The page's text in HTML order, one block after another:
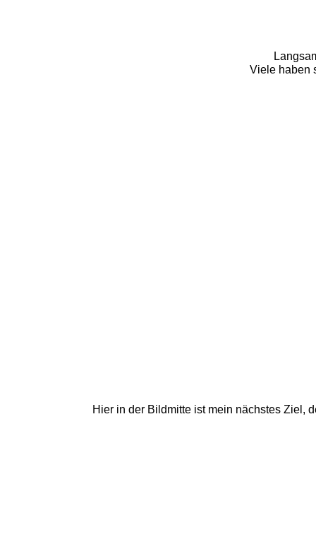
Viele haben
Hier in der Bildmitte ist mein nächstes Ziel,